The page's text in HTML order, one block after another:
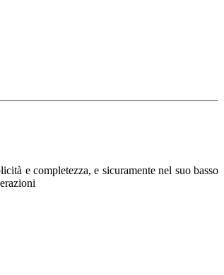
e completezza, e sicuramente nel suo basso